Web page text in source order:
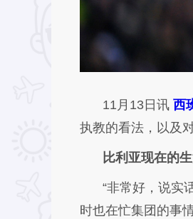
11月13日讯 西
执教的看法，以及
比利亚现在的
“非常好，说实
时也在忙集团的事